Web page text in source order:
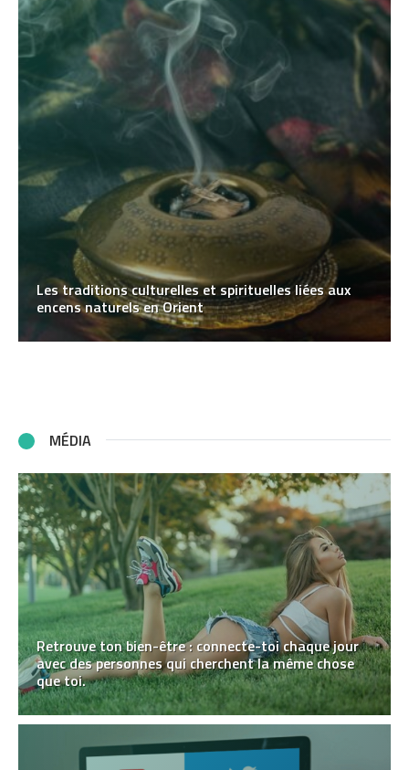
Les traditions culturelles et spirituelles liées aux
encens naturels en Orient
MÉDIA
Retrouve ton bien-être : connecte-toi chaque jour
avec des personnes qui cherchent la même chose
que toi.